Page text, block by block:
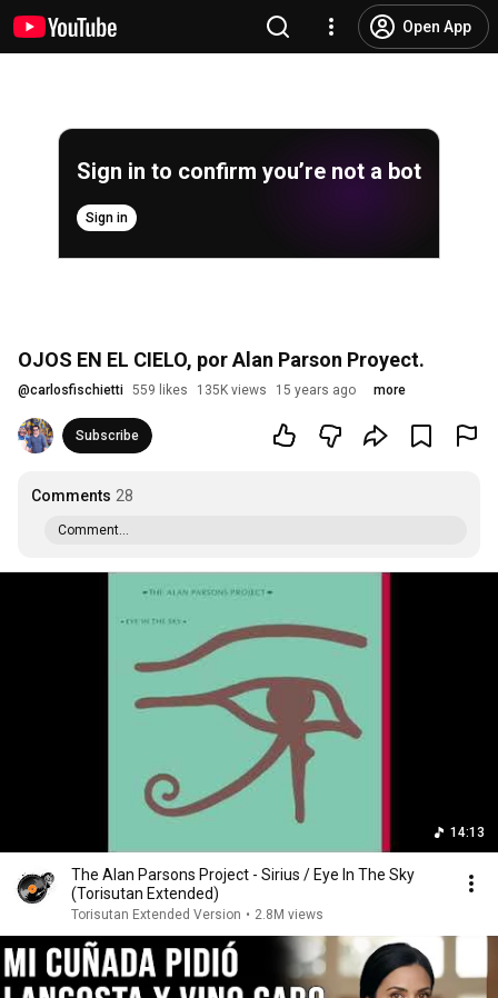
Open App
Sign in to confirm you’re not a bot
Sign in
OJOS EN EL CIELO, por Alan Parson Proyect.
@carlosfischietti 559 likes 135K views 15 years ago more
Subscribe
Comments 28
Comment...
14:13
The Alan Parsons Project - Sirius / Eye In The Sky
(Torisutan Extended)
Torisutan Extended Version • 2.8M views